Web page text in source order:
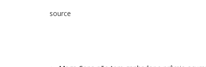
source